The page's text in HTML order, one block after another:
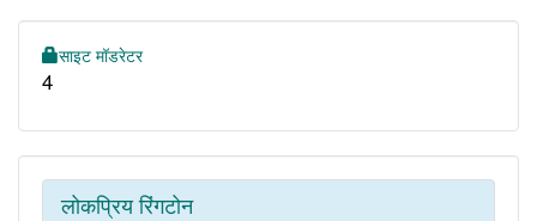
साइट मॉडरेटर
4
लोकप्रिय रिंगटोन